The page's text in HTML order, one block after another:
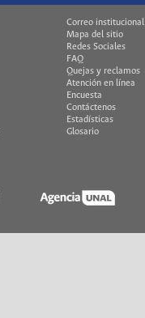
Correo institucional
Mapa del sitio
Redes Sociales
FAQ
Quejas y reclamos
Atención en línea
Encuesta
Contáctenos
Estadísticas
Glosario